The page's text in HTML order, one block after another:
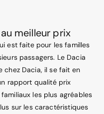
meilleur prix
est faite pour les familles
passagers. Le Dacia
chez Dacia, il se fait en
rapport qualité prix
les plus agréables
sur les caractéristiques